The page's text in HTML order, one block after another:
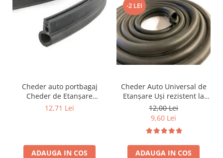
Cheder auto portbagaj
Cheder de Etanșare
Profesional din Cauciuc -
Liniar
12,71 Lei
ADAUGA IN COS
-2 LEI
Cheder Auto Universal de
Etanșare Uși rezistent la
intemperii, raze UV,
îmbătrânire și temperaturi
extreme
12,00 Lei
9,60 Lei
ADAUGA IN COS